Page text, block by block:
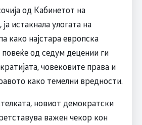
од Кабинетот на
истакнала улогата на
како најстара европска
повеќе од седум децении ги
човековите права и
како темелни вредности.
новиот демократски
важен чекор кон